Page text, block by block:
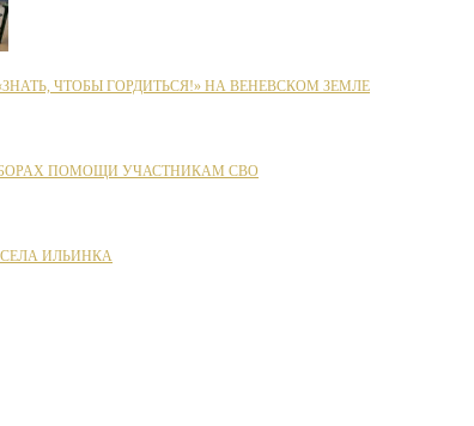
ЧТОБЫ ГОРДИТЬСЯ!» НА ВЕНЕВСКОМ ЗЕМЛЕ
ПОМОЩИ УЧАСТНИКАМ СВО
ИЛЬИНКА